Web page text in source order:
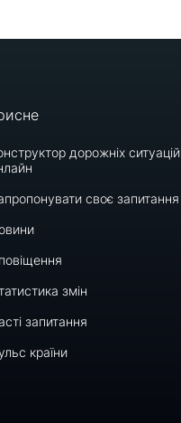
дорожніх ситуацій
своє запитання
змін
запитання
країни